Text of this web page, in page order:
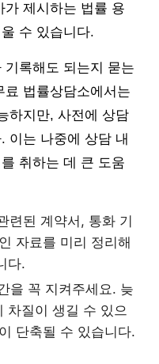
가 제시하는 법률 용
수 있습니다.
록해도 되는지 묻는
법률상담소에서는
하지만, 사전에 상담
이는 나중에 상담 내
취하는 데 큰 도움
련된 계약서, 통화 기
자료를 미리 정리해
다.
을 꼭 지켜주세요. 늦
차질이 생길 수 있으
단축될 수 있습니다.